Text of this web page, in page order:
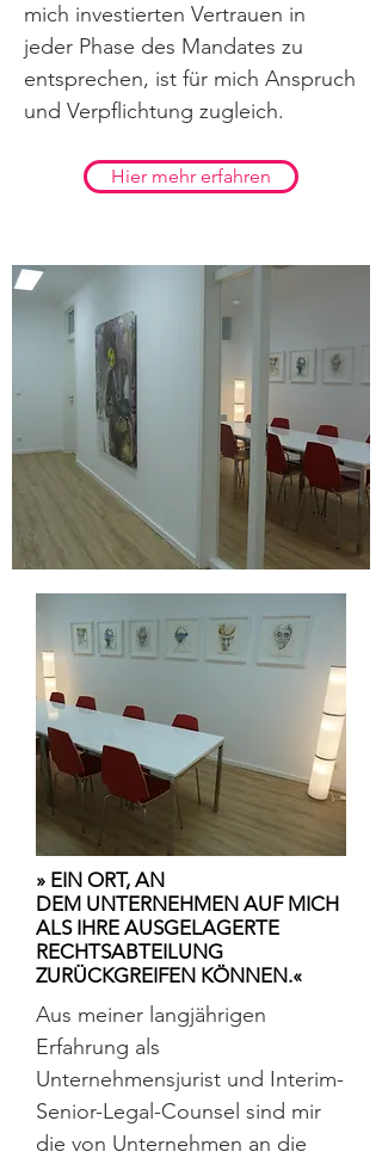
mich investierten Vertrauen in
jeder Phase des Mandates zu
entsprechen, ist für mich Anspruch
und Verpflichtung zugleich.
Hier mehr erfahren
» EIN ORT, AN
DEM UNTERNEHMEN AUF MICH
ALS IHRE AUSGELAGERTE
RECHTSABTEILUNG
ZURÜCKGREIFEN KÖNNEN.«
Aus meiner langjährigen
Erfahrung als
Unternehmensjurist und Interim-
Senior-Legal-Counsel sind mir
die von Unternehmen an die